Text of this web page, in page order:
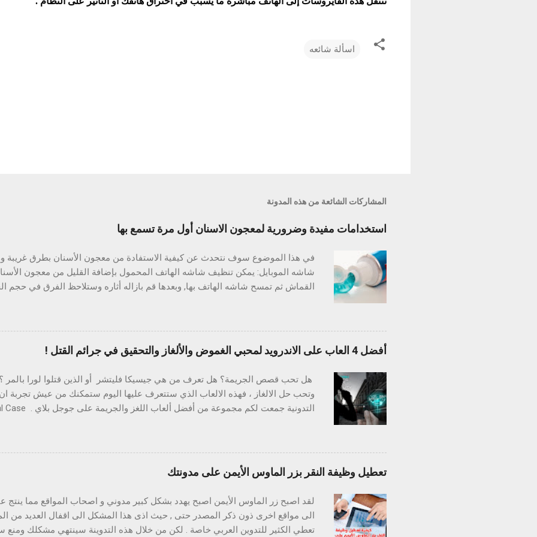
اسألة شائعه
المشاركات الشائعة من هذه المدونة
استخدامات مفيدة وضرورية لمعجون الاسنان أول مرة تسمع بها
في هذا الموضوع سوف نتحدث عن كيفية الاستفادة من معجون الأسنان بطرق غريبة
شاشه الموبايل: يمكن تنظيف شاشه الهاتف المحمول بإضافة القليل من معجون
القماش ثم تمسح شاشه الهاتف بها, وبعدها قم بازاله أثاره وستلاحظ الفرق في حجم
الفرق في أدوات الفضة , المكواة وحتى لمعان المغسلة. تنظيف الملابس: حيث يستخدم
تزول باستخدام المساحيق الدارجة وذلك بتركها على المكان المتسخ حتى يجف ثم تغسل
ملاحظة: تجنب استخدام معجون الأسنان الذي يحتوي على مبيض في تنظيف البقع على
الخشب: يعتبر معجون الأسنان من أكثر الأدوات اللازمة في حالة وجود أي بقع على
فعال جدا إزالة الروائح المزعجة: بامكاننا استخدام القليل من معجون الأسنان في غسل
كرائحة السمك, الثوم أو البصل . تنظيف الاحذيه (المطاطية) ل...
أفضل 4 العاب على الاندرويد لمحبي الغموض والألغاز والتحقيق في جرائم القتل !
هل تحب قصص الجريمة؟ هل تعرف من هي جيسيكا فليتشر أو الذين قتلوا لورا بالمر
وتحب حل الالغاز ، فهذه الالعاب الذي ستتعرف عليها اليوم ستمكنك من عيش تجربة
اسمها جيب عليك الهروب من هذه الغرفة ، ولتقوم بذلك تحتاج الى حل سلسلة من
التحسينات المضافة ، فكرتها تتبلور في فتح الأبواب للتنقل بين غرف البيت “غرفة
كراج السيارة، المطبخ ،،،إلخ، ولفتح هذه الأبوا...
تعطيل وظيفة النقر بزر الماوس الأيمن على مدونتك
لقد اصبح زر الماوس الأيمن اصبح يهدد بشكل كبير مدوني و اصحاب المواقع مما
الى مواقع اخرى ذون ذكر المصدر حتى , حيث اذى هذا المشكل الى اقفال العديد من
تعطي الكثير للتدوين العربي خاصة . لكن من خلال هذه التدوينة سينتهي مشكلك ومنع